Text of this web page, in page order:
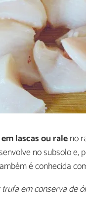
lascas ou raleno
no subsolo e,
é conhecida
em conserva de